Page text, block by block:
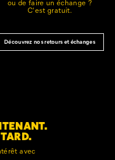
C'est gratuit.
Découvrez nos retours et échanges
avec